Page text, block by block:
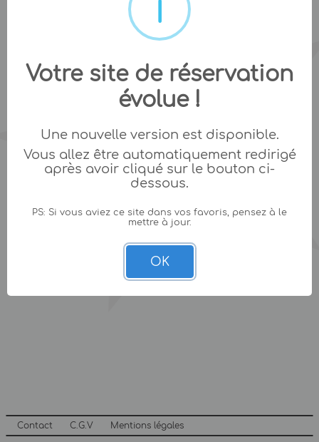
Contact C.G.V Mentions légales
Votre site de réservation
évolue !
Une nouvelle version est disponible.
Vous allez être automatiquement redirigé
après avoir cliqué sur le bouton ci-
dessous.
PS: Si vous aviez ce site dans vos favoris, pensez à le
mettre à jour.
OK